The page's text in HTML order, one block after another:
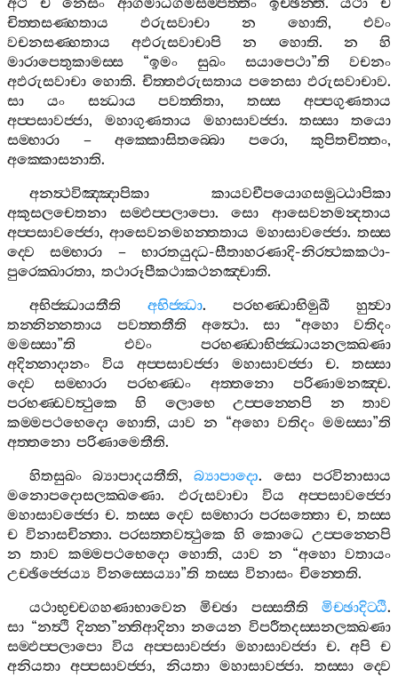
අථ ච නෙසං ආගමාධිගමසම‍්පත‍්තිං ඉච‍්ඡන‍්ති.යථා
ච
චිත‍්තසණ‍්හතාය
ඵරුසවාචා න හොති, එවං
වචනසණ‍්හතාය
අඵරුසවාචාපි න හොති. න
හි
මාරාපෙතුකාමස‍්ස “ඉමං සුඛං සයාපෙථා”ති
වචනං
අඵරුසවාචා හොති. චිත‍්තඵරුසතාය පනෙසා ඵරුසවාචාව.
සා
යං සන්‍ධාය පවත‍්තිතා,තස‍්ස
අප‍්පගුණතාය
අප‍්පසාවජ‍්ජා, මහාගුණතාය මහාසාවජ‍්ජා.තස‍්සා
තයො
සම‍්භාරා – අක‍්කොසිතබ‍්බො පරො, කුපිතචිත‍්තං,
අක‍්කොසනාති.
අනත්‍ථවිඤ‍්ඤාපිකා
කායවචීපයොගසමුට‍්ඨාපිකා
අකුසලචෙතනා
සම‍්ඵප‍්පලාපො.සො
ආසෙවනමන්‍දතාය
අප‍්පසාවජ‍්ජො,ආසෙවනමහන‍්තතාය මහාසාවජ‍්ජො.තස‍්ස
ද‍්වෙ
සම‍්භාරා –භාරතයුද‍්ධ-සීතාහරණාදි-නිරත්‍ථකකථා-
පුරෙක‍්ඛාරතා, තථාරූපීකථාකථනඤ‍්චාති.
අභිජ‍්ඣායතීති
අභිජ‍්ඣා. පරභණ‍්ඩාභිමුඛී
හුත්‍වා
තන‍්නින‍්නතාය
පවත‍්තතීති අත්‍ථො.සා “අහො
වතිදං
මමස‍්සා”ති එවං
පරභණ‍්ඩාභිජ‍්ඣායනලක‍්ඛණා
අදින‍්නාදානං
විය අප‍්පසාවජ‍්ජා මහාසාවජ‍්ජා ච.තස‍්සා
ද‍්වෙ
සම‍්භාරා පරභණ‍්ඩං අත‍්තනො පරිණාමනඤ‍්ච.
පරභණ‍්ඩවත්‍ථුකෙ
හි ලොභෙ උප‍්පන‍්නෙපි න
තාව
කම‍්මපථභෙදො හොති, යාව න “අහො වතිදං මමස‍්සා”ති
අත‍්තනො පරිණාමෙතීති.
හිතසුඛං
බ්‍යාපාදයතීති,බ්‍යාපාදො.සො
පරවිනාසාය
මනොපදොසලක‍්ඛණො. ඵරුසවාචා විය
අප‍්පසාවජ‍්ජො
මහාසාවජ‍්ජො ච. තස‍්ස ද‍්වෙ සම‍්භාරා පරසත‍්තො ච,තස‍්ස
ච විනාසචින‍්තා.පරසත‍්තවත්‍ථුකෙ හි කොධෙ උප‍්පන‍්නෙපි
න
තාව කම‍්මපථභෙදො හොති, යාව න “අහො වතායං
උච‍්ඡිජ‍්ජෙය්‍ය විනස‍්සෙය්‍යා”ති තස‍්ස විනාසං චින‍්තෙති.
යථාභුච‍්චගහණාභාවෙන
මිච‍්ඡා පස‍්සතීති මිච‍්ඡාදිට‍්ඨි.
සා “නත්‍ථි දින‍්න”න‍්තිආදිනා නයෙන විපරීතදස‍්සනලක‍්ඛණා
සම‍්ඵප‍්පලාපො විය අප‍්පසාවජ‍්ජා මහාසාවජ‍්ජා ච. අපි ච
අනියතා
අප‍්පසාවජ‍්ජා, නියතා මහාසාවජ‍්ජා. තස‍්සා
ද‍්වෙ